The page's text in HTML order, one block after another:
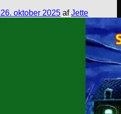
26. oktober 2025 afJette